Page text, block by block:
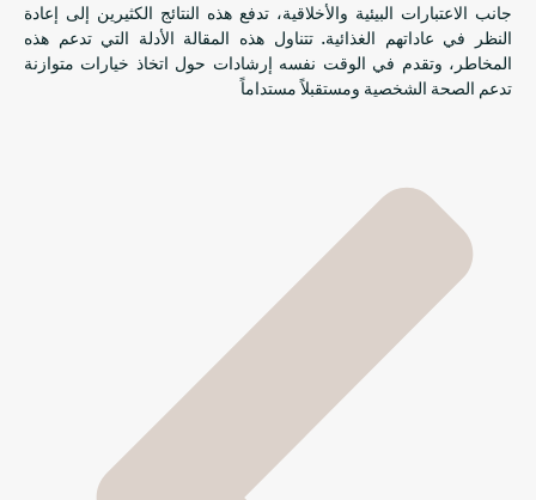
جانب الاعتبارات البيئية والأخلاقية، تدفع هذه النتائج الكثيرين إلى إعادة
النظر في عاداتهم الغذائية. تتناول هذه المقالة الأدلة التي تدعم هذه
المخاطر، وتقدم في الوقت نفسه إرشادات حول اتخاذ خيارات متوازنة
تدعم الصحة الشخصية ومستقبلاً مستداماً